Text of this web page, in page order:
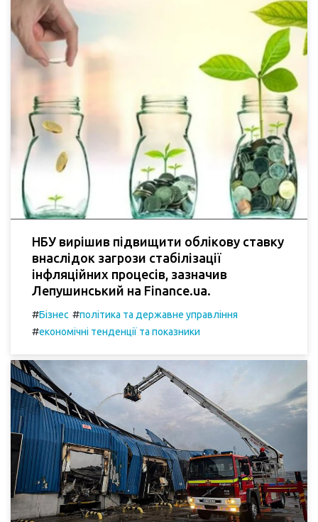
НБУ вирішив підвищити облікову ставку
внаслідок загрози стабілізації
інфляційних процесів, зазначив
Лепушинський на Finance.ua.
#Бізнес #політика та державне управління
#економічні тенденції та показники